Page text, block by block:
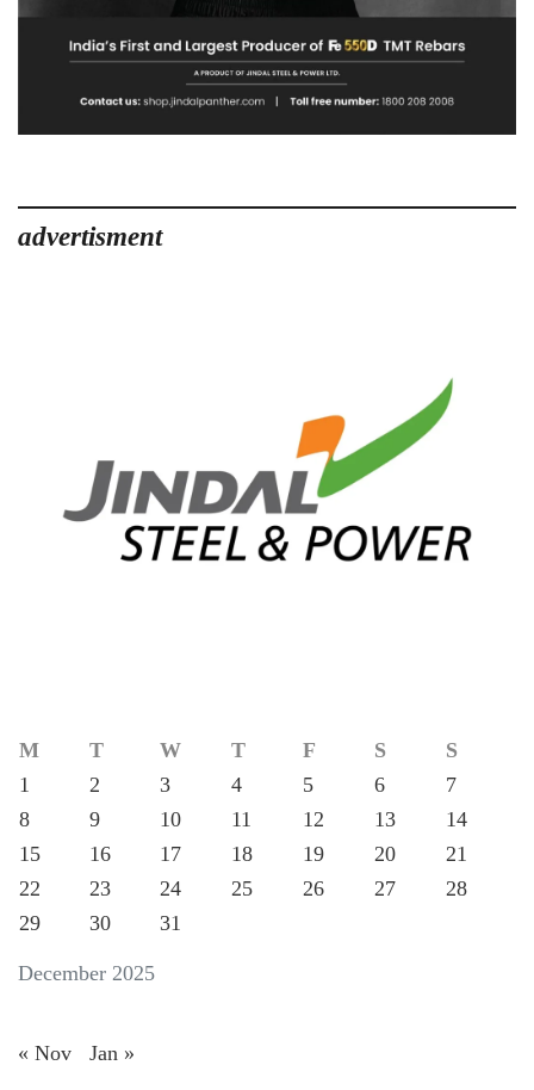
advertisment
December 2025
M T W T F S
S
1
2 3 4 5 6
7
8
9 10 11 12 13
14
15
16 17 18 19 20
21
22
23 24 25 26 27
28
29
30 31
« Nov Jan »